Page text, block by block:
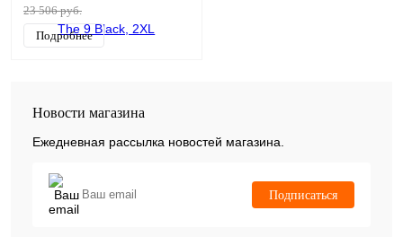
23 506 руб.
Подробнее
Новости магазина
Ежедневная рассылка новостей магазина.
Подписаться